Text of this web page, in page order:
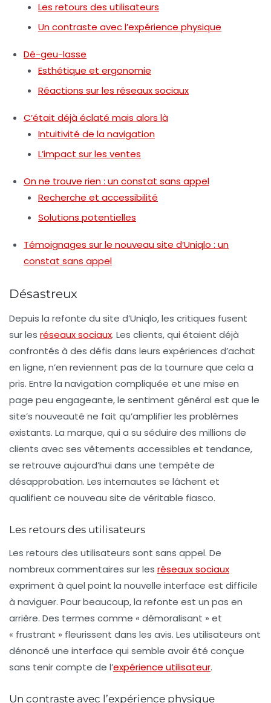
Les retours des utilisateurs
Un contraste avec l’expérience physique
Dé-geu-lasse
Esthétique et ergonomie
Réactions sur les réseaux sociaux
C’était déjà éclaté mais alors là
Intuitivité de la navigation
L’impact sur les ventes
On ne trouve rien : un constat sans appel
Recherche et accessibilité
Solutions potentielles
Témoignages sur le nouveau site d’Uniqlo : un
constat sans appel
Désastreux
Depuis la refonte du site d’Uniqlo, les critiques fusent
sur les réseaux sociaux. Les clients, qui étaient déjà
confrontés à des défis dans leurs expériences d’achat
en ligne, n’en reviennent pas de la tournure que cela a
pris. Entre la navigation compliquée et une mise en
page peu engageante, le sentiment général est que le
site’s nouveauté ne fait qu’amplifier les problèmes
existants. La marque, qui a su séduire des millions de
clients avec ses vêtements accessibles et tendance,
se retrouve aujourd’hui dans une tempête de
désapprobation. Les internautes se lâchent et
qualifient ce nouveau site de véritable fiasco.
Les retours des utilisateurs
Les retours des utilisateurs sont sans appel. De
nombreux commentaires sur les réseaux sociaux
expriment à quel point la nouvelle interface est difficile
à naviguer. Pour beaucoup, la refonte est un pas en
arrière. Des termes comme « démoralisant » et
« frustrant » fleurissent dans les avis. Les utilisateurs ont
dénoncé une interface qui semble avoir été conçue
sans tenir compte de l’expérience utilisateur.
Un contraste avec l’expérience physique